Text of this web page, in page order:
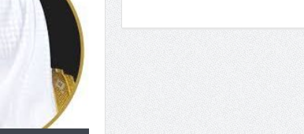
رئيس غرفة نجران محيميد آل شرمه: